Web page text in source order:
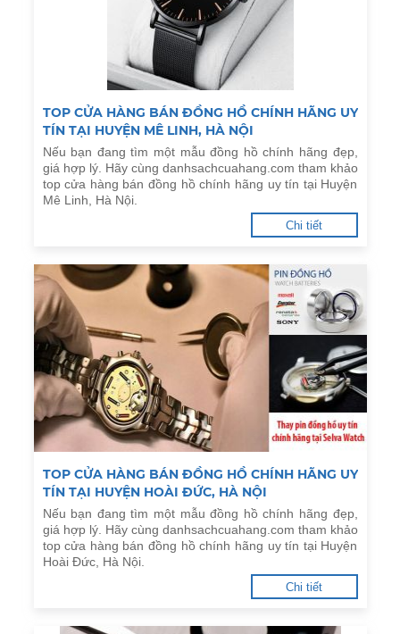
TOP CỬA HÀNG BÁN ĐỒNG HỒ CHÍNH HÃNG UY
TÍN TẠI HUYỆN MÊ LINH, HÀ NỘI
Nếu bạn đang tìm một mẫu đồng hồ chính hãng đẹp,
giá hợp lý. Hãy cùng danhsachcuahang.com tham khảo
top cửa hàng bán đồng hồ chính hãng uy tín tại Huyện
Mê Linh, Hà Nội.
Chi tiết
TOP CỬA HÀNG BÁN ĐỒNG HỒ CHÍNH HÃNG UY
TÍN TẠI HUYỆN HOÀI ĐỨC, HÀ NỘI
Nếu bạn đang tìm một mẫu đồng hồ chính hãng đẹp,
giá hợp lý. Hãy cùng danhsachcuahang.com tham khảo
top cửa hàng bán đồng hồ chính hãng uy tín tại Huyện
Hoài Đức, Hà Nội.
Chi tiết